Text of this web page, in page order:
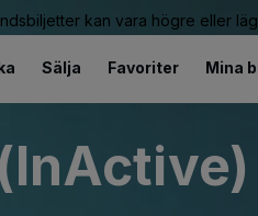
kan vara högre eller
Sälja Favoriter Mina